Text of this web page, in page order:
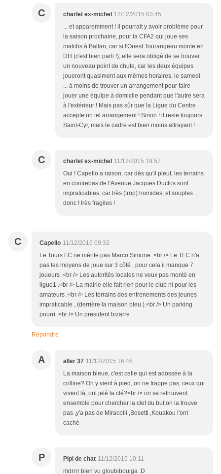
C charlet ex-michel 12/12/2015 03:45
... et apparemment ! il pourrait y avoir problème pour
la saison prochaine, pour la CFA2 qui joue ses
matchs à Ballan, car si l'Ouest Tourangeau monte en
DH (c'est bien parti !), elle sera obligé de se trouver
un nouveau point de chute, car les deux équipes
joueront quasiment aux mêmes horaires, le samedi
... à moins de trouver un arrangement pour faire
jouer une équipe à domicile pendant que l'autre sera
à l'extérieur ! Mais pas sûr que la Ligue du Centre
accepte un tel arrangement ! Sinon ! il reste toujours
Saint-Cyr, mais le cadre est bien moins attrayant !
C charlet ex-michel 11/12/2015 19:57
Oui ! Capello a raison, car dès qu'il pleut, les terrains
en contrebas de l'Avenue Jacques Duclos sont
impraticables, car très (trop) humides, et souples ...
donc ! très fragiles !
C Capello 11/12/2015 09:32
Le Tours FC ne mérite pas Marco Simone .<br /> Le TFC n'a
pas les moyens de joue sur 3 côté , pour cela il manque 7
joueurs .<br /> Les autorités locales ne veux pas monté en
ligue1 .<br /> La mairie elle fait rien pour le club ni pour les
amateurs .<br /> Les terrains des entrenements des jeunes
impraticable , (derrière la maison bleu ).<br /> Un parking
pourri .<br /> Un president bizarre .
Répondre
A aller 37 11/12/2015 16:46
La maison bleue, c'est celle qui est adossée à la
colline? On y vient à pied, on ne frappe pas, ceux qui
vivent là, ont jeté la clé?<br /> on se retrouvent
ensemble pour chercher la clef du but,on la trouve
pas ,y'a pas de Miracolli ,Bosetti ,Kouakou l'ont
caché
P Pipi de chat 11/12/2015 10:11
mdrrrr bien vu gloubiboulga :D